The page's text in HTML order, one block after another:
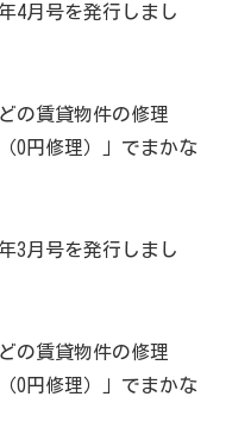
4月号を発行しまし
の賃貸物件の修理
0円修理）」でまかな
3月号を発行しまし
の賃貸物件の修理
0円修理）」でまかな